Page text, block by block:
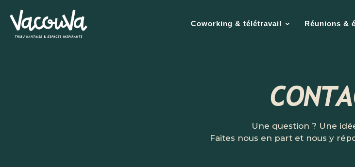
Coworking & télétravail Réunions &
Une question ? Une
Faites nous en part et nous y